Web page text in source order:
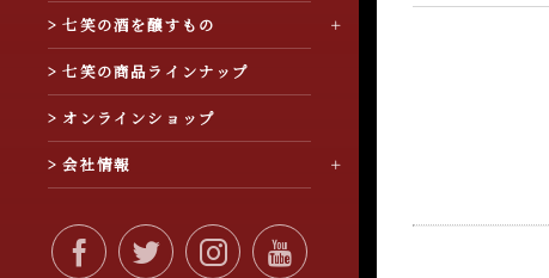
> 七笑の酒を醸すもの
> 七笑の商品ラインナップ
> オンラインショップ
> 会社情報